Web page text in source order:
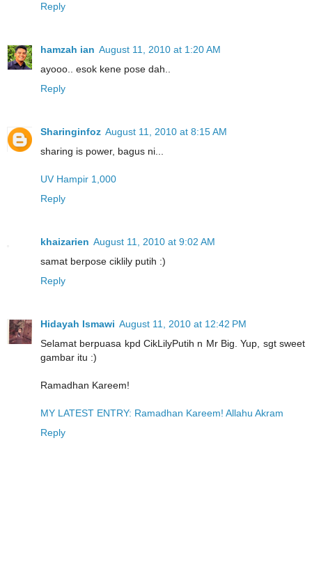
Reply
hamzah ian August 11, 2010 at 1:20 AM
ayooo.. esok kene pose dah..
Reply
Sharinginfoz August 11, 2010 at 8:15 AM
sharing is power, bagus ni...
UV Hampir 1,000
Reply
khaizarien August 11, 2010 at 9:02 AM
samat berpose ciklily putih :)
Reply
Hidayah Ismawi August 11, 2010 at 12:42 PM
Selamat berpuasa kpd CikLilyPutih n Mr Big. Yup, sgt sweet
gambar itu :)
Ramadhan Kareem!
MY LATEST ENTRY: Ramadhan Kareem! Allahu Akram
Reply